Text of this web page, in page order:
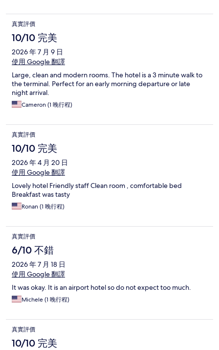
真實評價
10/10 完美
2026 年 7 月 9 日
使用 Google 翻譯
Large, clean and modern rooms. The hotel is a 3 minute walk to
the terminal. Perfect for an early morning departure or late
night arrival.
Cameron (1 晚行程)
真實評價
10/10 完美
2026 年 4 月 20 日
使用 Google 翻譯
Lovely hotel Friendly staff Clean room , comfortable bed
Breakfast was tasty
Ronan (1 晚行程)
真實評價
6/10 不錯
2026 年 7 月 18 日
使用 Google 翻譯
It was okay. It is an airport hotel so do not expect too much.
Michele (1 晚行程)
真實評價
10/10 完美